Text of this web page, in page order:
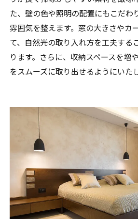
た、壁の色や照明の配置にもこだわ
雰囲気を整えます。窓の大きさやカ
て、自然光の取り入れ方を工夫する
ります。さらに、収納スペースを増
をスムーズに取り出せるようにいた